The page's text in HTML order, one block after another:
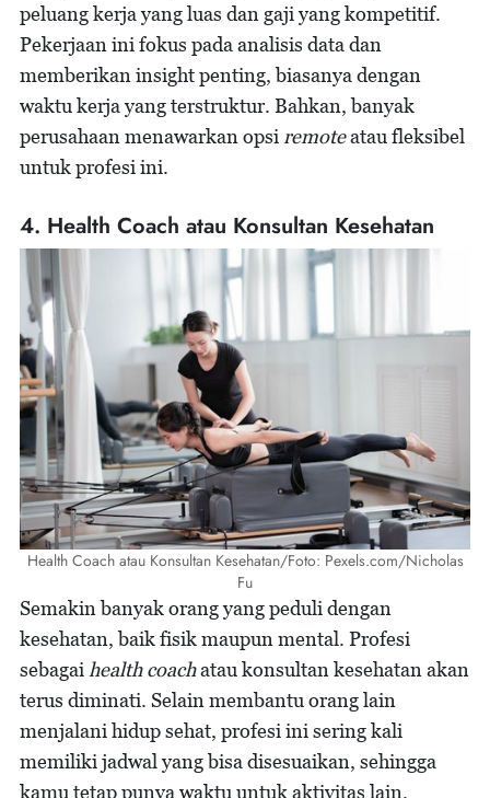
peluang kerja yang luas dan gaji yang kompetitif.
Pekerjaan ini fokus pada analisis data dan
memberikan insight penting, biasanya dengan
waktu kerja yang terstruktur. Bahkan, banyak
perusahaan menawarkan opsi remoteatau fleksibel
untuk profesi ini.
4. Health Coach atau Konsultan Kesehatan
Health Coach atau Konsultan Kesehatan/Foto: Pexels.com/Nicholas
Fu
Semakin banyak orang yang peduli dengan
kesehatan, baik fisik maupun mental. Profesi
sebagai health coachatau konsultan kesehatan akan
terus diminati. Selain membantu orang lain
menjalani hidup sehat, profesi ini sering kali
memiliki jadwal yang bisa disesuaikan, sehingga
kamu tetap punya waktu untuk aktivitas lain.